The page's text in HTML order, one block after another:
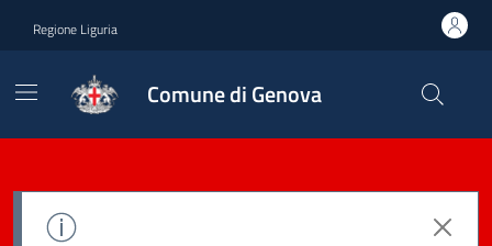
Regione Liguria
Comune di Genova